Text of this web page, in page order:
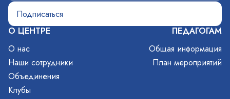
О ЦЕНТРЕ
О нас
Наши сотрудники
Объединения
Клубы
ПЕДАГОГАМ
Общая информация
План мероприятий